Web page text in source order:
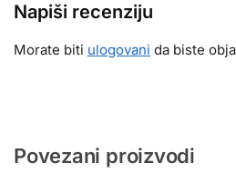
Napiši recenziju
Morate biti ulogovani da biste
Povezani proizvodi